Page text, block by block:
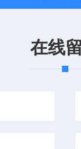
在线